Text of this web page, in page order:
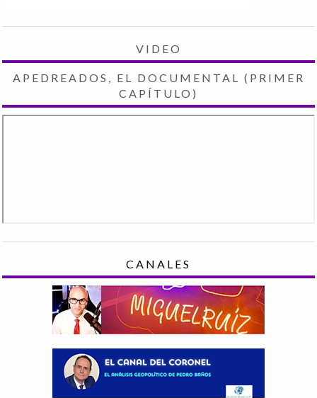
VIDEO
APEDREADOS, EL DOCUMENTAL (PRIMER
CAPÍTULO)
CANALES